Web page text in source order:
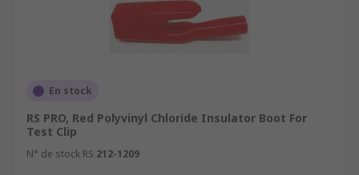
En stock
RS PRO, Red Polyvinyl Chloride Insulator Boot For
Test Clip
N° de stock RS 212-1209